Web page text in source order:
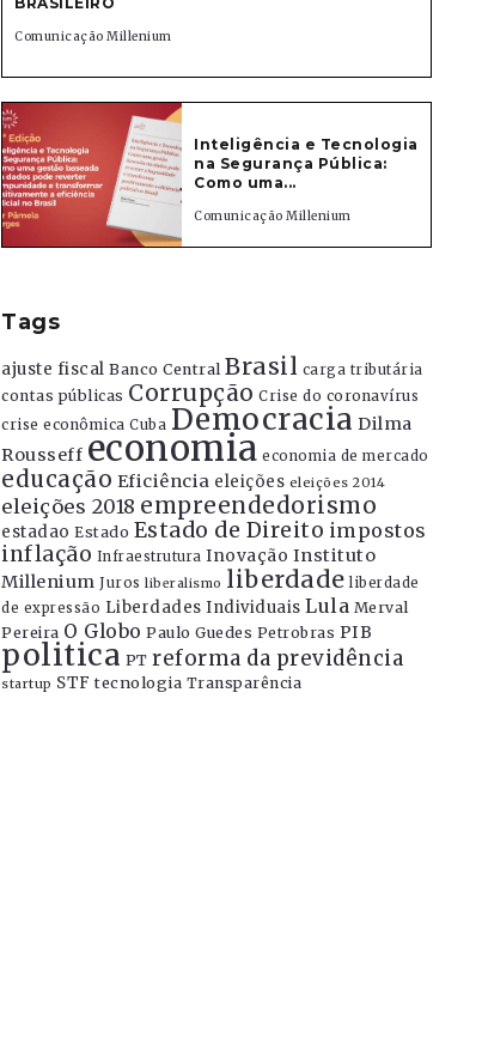
Comunicação Millenium
Inteligência e Tecnologia
na Segurança Pública:
Como uma...
Comunicação Millenium
Tags
ajuste fiscal Banco Central Brasil carga tributária
contas públicas Corrupção Crise do coronavírus
crise econômica Cuba Democracia Dilma
Rousseff economia economia de mercado
educação Eficiência eleições eleições 2014
eleições 2018 empreendedorismo
estadao Estado Estado de Direito impostos
inflação Infraestrutura Inovação Instituto
Millenium Juros liberalismo liberdade liberdade
de expressão Liberdades Individuais Lula Merval
Pereira O Globo Paulo Guedes Petrobras PIB
politica PT reforma da previdência
startup STF tecnologia Transparência